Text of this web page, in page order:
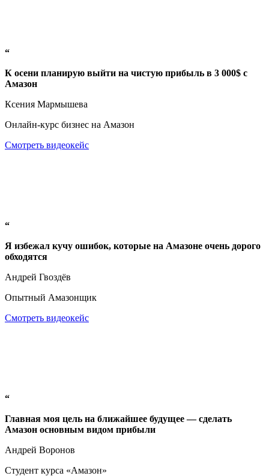
“
К осени планирую выйти на чистую прибыль в 3 000$ с
Амазон
Ксения Мармышева
Онлайн-курс бизнес на Амазон
Смотреть видеокейс
“
Я избежал кучу ошибок, которые на Амазоне очень дорого
обходятся
Андрей Гвоздёв
Опытный Амазонщик
Смотреть видеокейс
“
Главная моя цель на ближайшее будущее — сделать
Амазон основным видом прибыли
Андрей Воронов
Студент курса «Амазон»